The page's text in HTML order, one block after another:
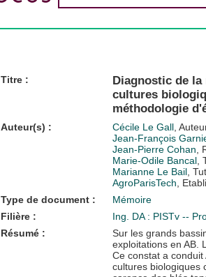
Titre :
Diagnostic de
cultures
méthodologie
Auteur(s) : Cécile Le Gall,
Jean-François
Jean-Pierre Cohan ,
Marie-Odile Bancal,
Marianne Le Bail,
AgroParisTech ,
Type de document :
Mémoire
Filière :
Ing. DA : PISTv --
Résumé :
Sur les grands
exploitations en AB.
Ce constat a
cultures biologiques